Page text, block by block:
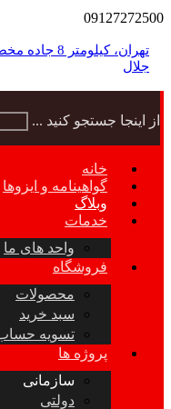
09127272500
تهران،
جلال
از اینجا جستجو کنید ...
خانه
گواهینامه و ایزوها
وبلاگ
خدمات
واحد های ما
فروشگاه
محصولات
سبد خرید
تسویه
پروژه ها
سازمانی
دولتی